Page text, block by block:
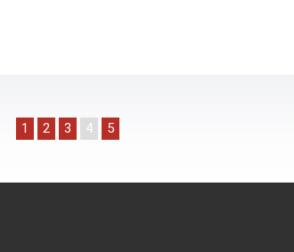
1 2 3 4 5